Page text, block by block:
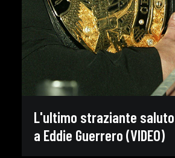
L'ultimo straziante saluto
a Eddie Guerrero (VIDEO)